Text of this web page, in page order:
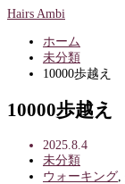
Hairs Ambi
ホーム
未分類
10000歩越え
10000歩越え
2025.8.4
未分類
ウォーキング